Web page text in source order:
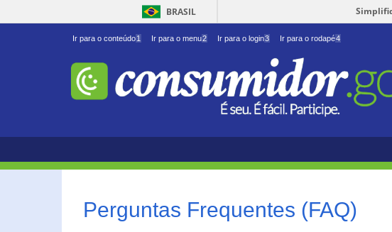
BRASIL
Ir para o conteúdo1 Ir para o menu2 Ir para o login3 Ir para o rodapé4
Perguntas Frequentes (FAQ)